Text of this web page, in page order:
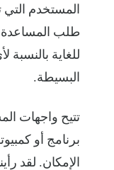
المستخدم
طلب
للغاية
البسيطة.
تتيح واجهات
برنامج أو
الإمكان. لقد